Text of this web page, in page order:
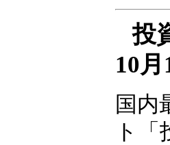
▼体
投
10
国